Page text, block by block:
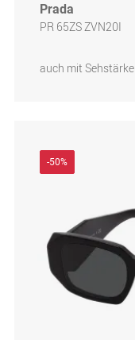
Prada
PR 65ZS ZVN20I
auch mit Sehstärke
-50%